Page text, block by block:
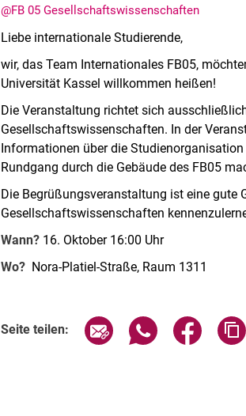
@FB 05 Gesellschaftswissenschaften
Liebe internationale Studierende,
wir, das Team Internationales FB05,
Universität Kassel willkommen heißen!
Die Veranstaltung richtet sich
Gesellschaftswissenschaften. In der
Informationen über die
Rundgang durch die Gebäude des FB05
Die Begrüßungsveranstaltung ist eine gute
Gesellschaftswissenschaften
Wann? 16. Oktober 16:00 Uhr
Wo? Nora-Platiel-Straße, Raum 1311
Seite teilen: Seite über E-Mail teilen
Seite überSeite